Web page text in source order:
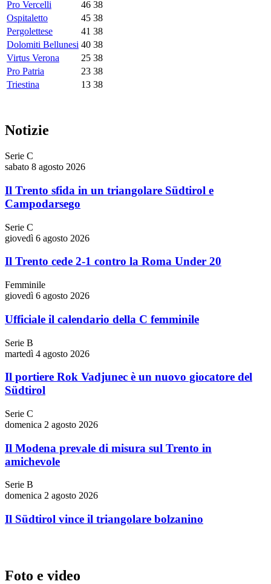
Pro Vercelli 46 38
Ospitaletto
45 38
Pergolettese
41 38
Dolomiti Bellunesi 40 38
Virtus Verona
25 38
Pro Patria
23 38
Triestina
13 38
Notizie
Serie C
sabato 8 agosto 2026
Il Trento sfida in un triangolare Südtirol e
Campodarsego
Serie C
giovedì 6 agosto 2026
Il Trento cede 2-1 contro la Roma Under 20
Femminile
giovedì 6 agosto 2026
Ufficiale il calendario della C femminile
Serie B
martedì 4 agosto 2026
Il portiere Rok Vadjunec è un nuovo giocatore del
Südtirol
Serie C
domenica 2 agosto 2026
Il Modena prevale di misura sul Trento in
amichevole
Serie B
domenica 2 agosto 2026
Il Südtirol vince il triangolare bolzanino
Foto e video